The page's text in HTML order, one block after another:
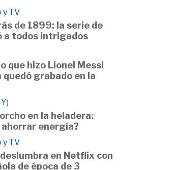
y TV
de 1899: la serie de
a todos intrigados
que hizo Lionel Messi
grabado en la
en la heladera:
ahorrar energía?
y TV
en Netflix con
de época de 3